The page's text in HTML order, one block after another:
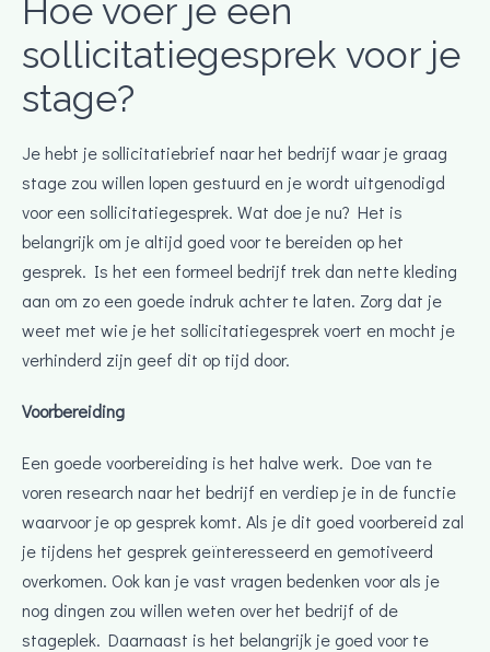
Hoe voer je een
sollicitatiegesprek voor je
stage?
Je hebt je sollicitatiebrief naar het bedrijf waar je graag
stage zou willen lopen gestuurd en je wordt uitgenodigd
voor een sollicitatiegesprek. Wat doe je nu? Het is
belangrijk om je altijd goed voor te bereiden op het
gesprek. Is het een formeel bedrijf trek dan nette kleding
aan om zo een goede indruk achter te laten. Zorg dat je
weet met wie je het sollicitatiegesprek voert en mocht je
verhinderd zijn geef dit op tijd door.
Voorbereiding
Een goede voorbereiding is het halve werk. Doe van te
voren research naar het bedrijf en verdiep je in de functie
waarvoor je op gesprek komt. Als je dit goed voorbereid zal
je tijdens het gesprek geïnteresseerd en gemotiveerd
overkomen. Ook kan je vast vragen bedenken voor als je
nog dingen zou willen weten over het bedrijf of de
stageplek. Daarnaast is het belangrijk je goed voor te